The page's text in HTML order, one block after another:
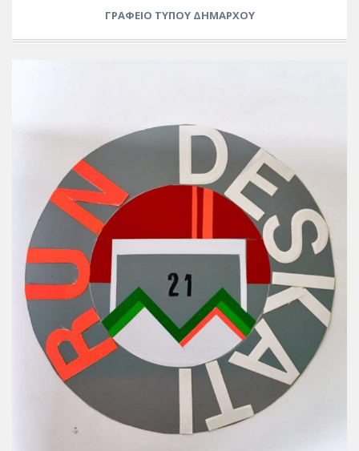
ΓΡΑΦΕΙΟ ΤΥΠΟΥ ΔΗΜΑΡΧΟΥ